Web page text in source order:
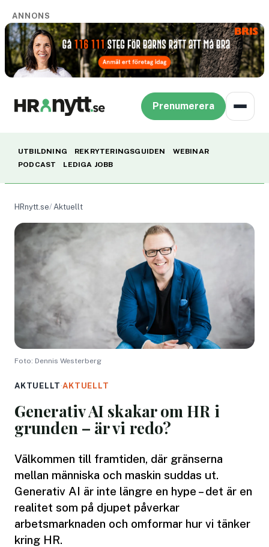
ANNONS
Prenumerera
UTBILDNING REKRYTERINGSGUIDEN
WEBINAR
PODCAST
LEDIGA JOBB
HRnytt.se Aktuellt
Foto: Dennis Westerberg
AKTUELLT ·AKTUELLT
Generativ AI skakar om HR i
grunden – är vi redo?
Välkommen till framtiden, där gränserna
mellan människa och maskin suddas ut.
Generativ AI är inte längre en hype – det är en
realitet som på djupet påverkar
arbetsmarknaden och omformar hur vi tänker
kring HR.